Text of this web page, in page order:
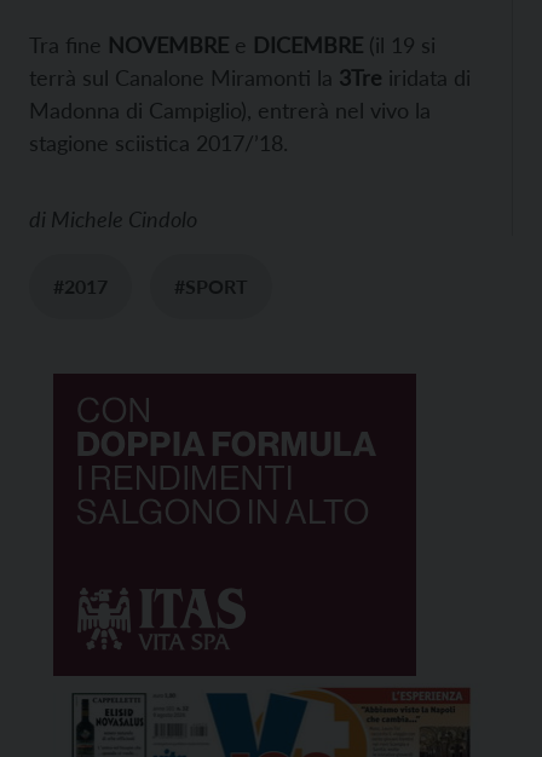
Tra fine NOVEMBRE e DICEMBRE (il 19 si
terrà sul Canalone Miramonti la 3Tre iridata di
Madonna di Campiglio), entrerà nel vivo la
stagione sciistica 2017/’18.
di Michele Cindolo
#2017 #SPORT